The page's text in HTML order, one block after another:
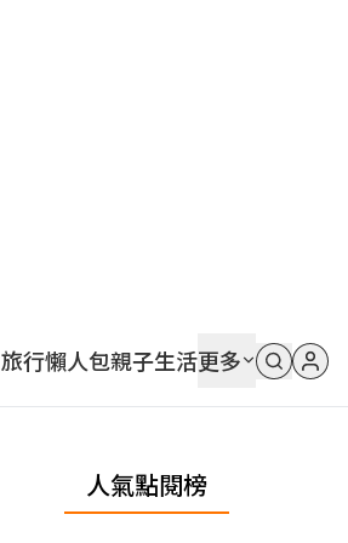
旅行懶人包親子生活更多
人氣點閱榜